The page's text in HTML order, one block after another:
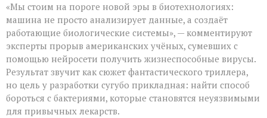
научился
писать
вирусы — но
не
для
разрушения,
а
для
спасения»
«Мы стоим на пороге новой эры в биотехнологиях:
машина не просто анализирует данные, а создаёт
работающие биологические системы», — комментируют
эксперты прорыв американских учёных, сумевших с
помощью нейросети получить жизнеспособные вирусы.
Результат звучит как сюжет фантастического триллера,
но цель у разработки сугубо прикладная: найти способ
бороться с бактериями, которые становятся неуязвимыми
для привычных лекарств.